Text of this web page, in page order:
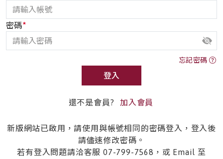
密碼*
忘記密碼
登入
還不是會員? 加入會員
新版網站已啟用，請使用與帳號相同的密碼登入，登入後
請儘速修改密碼。
若有登入問題請洽客服 07-799-7568，或 Email 至